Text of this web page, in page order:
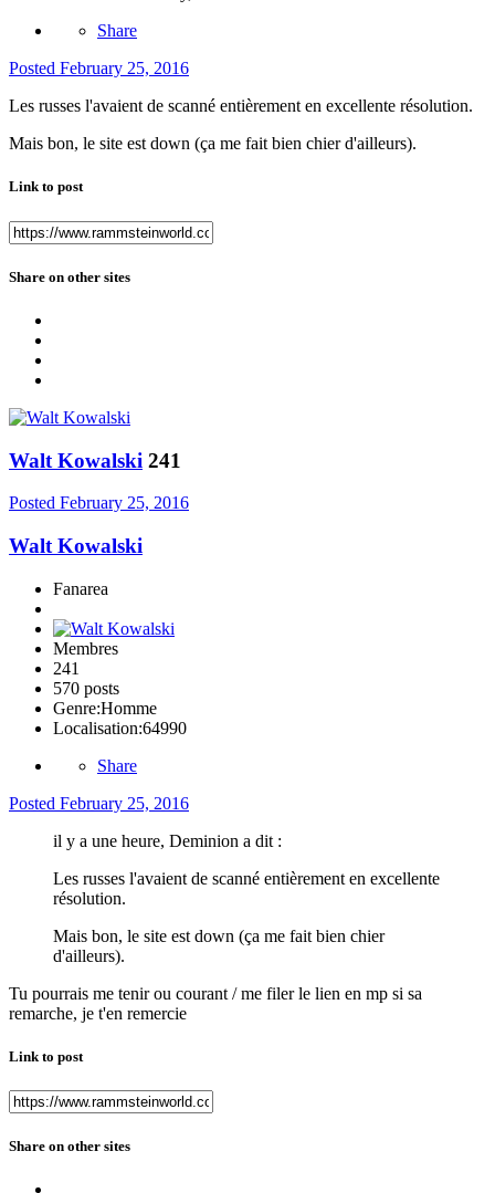
Share
Posted February 25, 2016
Les russes l'avaient de scanné entièrement en excellente résolution.
Mais bon, le site est down (ça me fait bien chier d'ailleurs).
Link to post
Share on other sites
Walt Kowalski 241
Posted February 25, 2016
Walt Kowalski
Fanarea
Membres
241
570 posts
Genre:Homme
Localisation:64990
Share
Posted February 25, 2016
il y a une heure, Deminion a dit :
Les russes l'avaient de scanné entièrement en excellente
résolution.
Mais bon, le site est down (ça me fait bien chier
d'ailleurs).
Tu pourrais me tenir ou courant / me filer le lien en mp si sa
remarche, je t'en remercie
Link to post
Share on other sites